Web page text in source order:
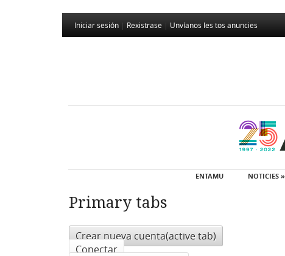
Iniciar sesión Rexistrase Unvíanos les tos anuncies
ENTAMU NOTICIES »
Primary tabs
Crear nueva cuenta(active tab)
Conectar